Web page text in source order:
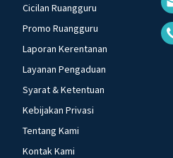
Cicilan Ruangguru
Promo Ruangguru
Laporan Kerentanan
Layanan Pengaduan
Syarat & Ketentuan
Kebijakan Privasi
Tentang Kami
Kontak Kami